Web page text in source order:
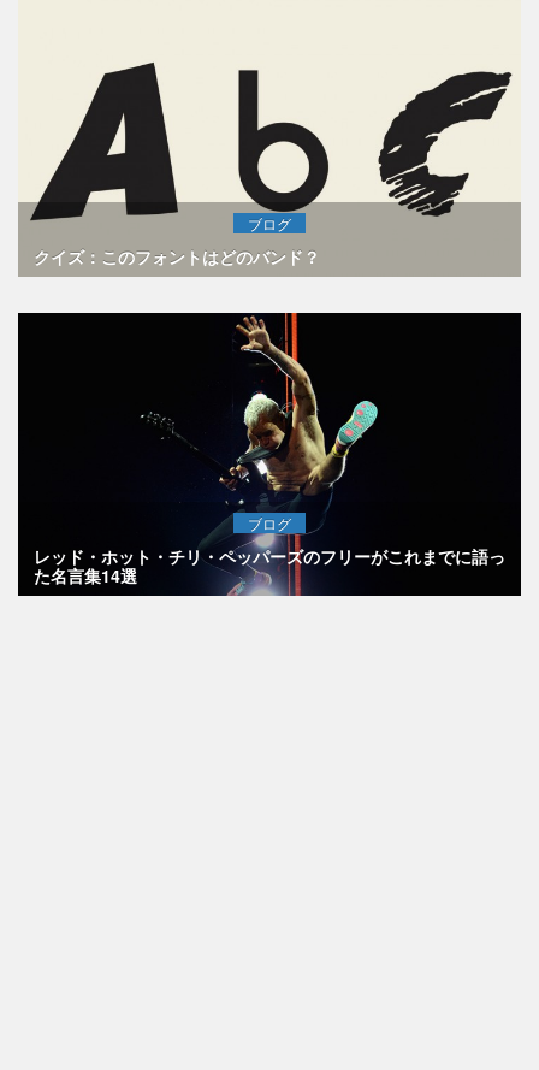
ブログ
クイズ：このフォントはどのバンド？
ブログ
レッド・ホット・チリ・ペッパーズのフリーがこれまでに語っ
た名言集14選